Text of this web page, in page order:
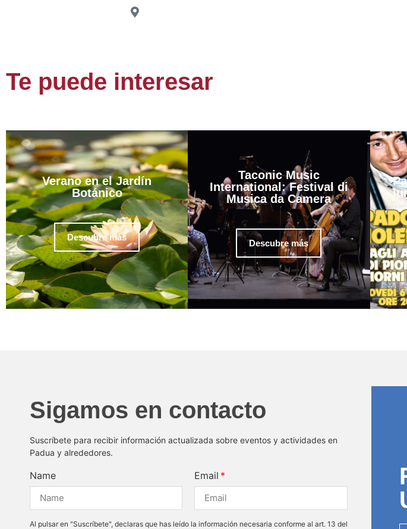
Te puede interesar
Verano en el Jardín
Botánico
Descubre más
Taconic Music
International: Festival di
Musica da Camera
Descubre más
Sigamos en contacto
Suscríbete para recibir información actualizada sobre eventos y actividades en
Padua y alrededores.
Name Email
Al pulsar en "Suscríbete", declaras que has leído la información necesaria conforme al art. 13 del